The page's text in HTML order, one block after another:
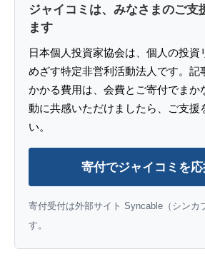
ジャイコミは、みなさまのご支
ます
日本個人投資家協会は、個人の投資
めざす特定非営利活動法人です。記
かかる費用は、会費とご寄付でまか
動に共感いただけましたら、ご支援
い。
寄付でジャイコミを
寄付受付は外部サイト Syncable（シンカ
す。